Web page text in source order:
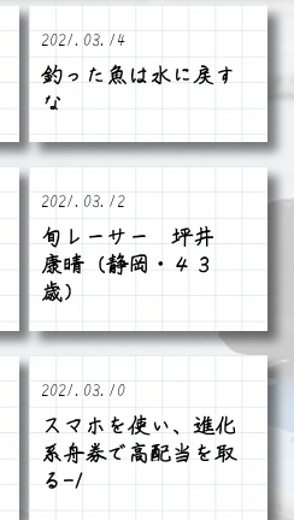
2021.03.14
釣った魚は水に戻す
な
2021.03.12
旬レーサー 坪井
康晴（静岡・４３
歳）
2021.03.10
スマホを使い、進化
系舟券で高配当を取
る-1